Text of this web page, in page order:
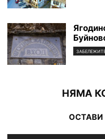
НЯМА
ОСТАВИ